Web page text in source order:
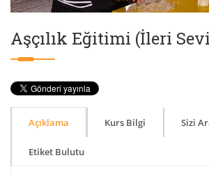
Aşçılık Eğitimi (İleri
Açıklama Kurs Bilgi Sizi
Etiket Bulutu